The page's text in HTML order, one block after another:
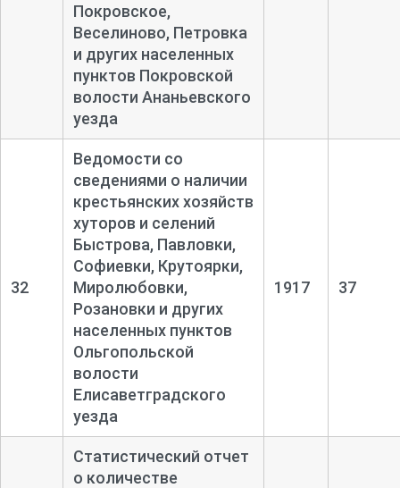
Покровское,
Веселиново, Петровка
и других населенных
пунктов Покровской
волости Ананьевского
уезда
32
Ведомости со
сведениями о наличии
крестьянских хозяйств
хуторов и селений
Быстрова, Павловки,
Софиевки, Крутоярки,
Миролюбовки,
Розановки и других
населенных пунктов
Ольгопольской
волости
Елисаветградского
уезда
1917 37
Статистический отчет
о количестве